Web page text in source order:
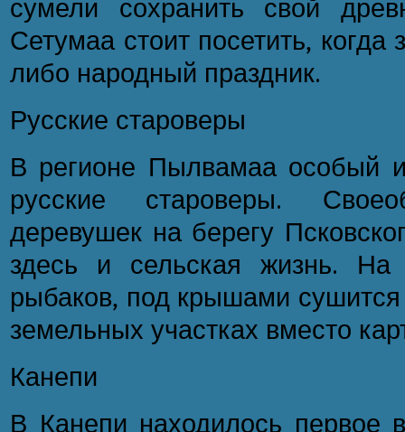
сумели сохранить свой
Сетумаа стоит посетить, когда
либо народный праздник.
Русские староверы
В регионе Пылвамаа особый
русские староверы.
деревушек на берегу
здесь и сельская жизнь. На
рыбаков, под крышами
земельных участках вместо
Канепи
В Канепи находилось первое